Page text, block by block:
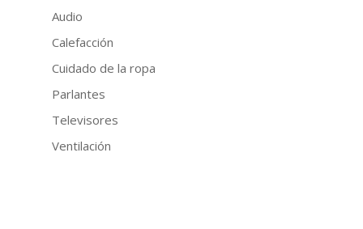
Audio
Calefacción
Cuidado de la ropa
Parlantes
Televisores
Ventilación